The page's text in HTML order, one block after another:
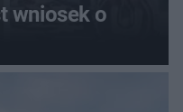
wniosek o